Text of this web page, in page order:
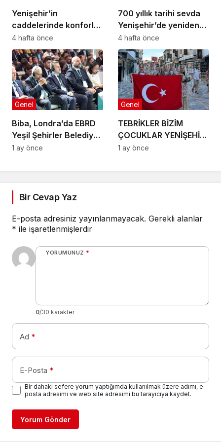
Yenişehir’in
caddelerinde konforlu
yolculuk
4 hafta önce
700 yıllık tarihi sevda
Yenişehir’de yeniden
hayat buldu
4 hafta önce
Biba, Londra’da EBRD
Yeşil Şehirler Belediye
Başkanları
Genel
1 ay önce
TEBRİKLER BİZİM
ÇOCUKLAR YENİŞEHİR’İ
MAKEDONYA’DA
Genel
1 ay önce
Bir Cevap Yaz
E-posta adresiniz yayınlanmayacak. Gerekli alanlar
* ile işaretlenmişlerdir
YORUMUNUZ *
0/30 karakter
Ad *
E-Posta *
Bir dahaki sefere yorum yaptığımda kullanılmak üzere adımı, e-
posta adresimi ve web site adresimi bu tarayıcıya kaydet.
Yorum Gönder